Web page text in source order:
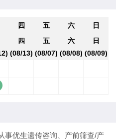
四 五 六 日
四
(08/13)
五
(08/07)
六
(08/08)
日
(08/09)
事优生遗传咨询、产前筛查/产